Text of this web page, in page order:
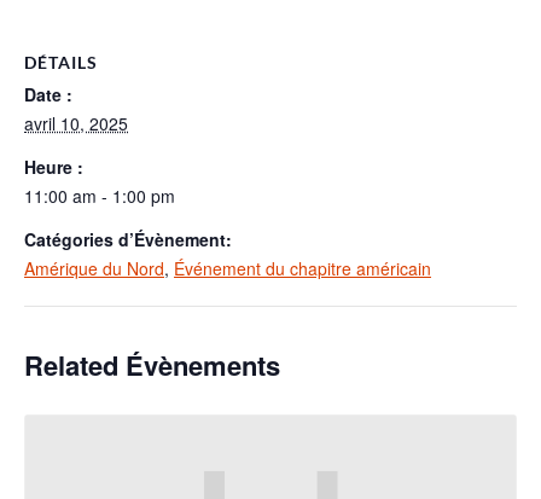
DÉTAILS
Date :
avril 10, 2025
Heure :
11:00 am - 1:00 pm
Catégories d’Évènement:
Amérique du Nord, Événement du chapitre américain
Related Évènements